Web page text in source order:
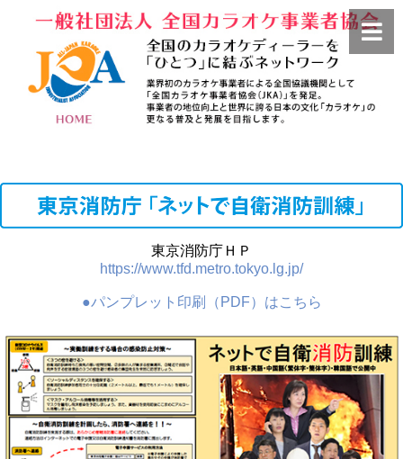
東京消防庁ＨＰ
https://www.tfd.metro.tokyo.lg.jp/
●パンプレット印刷（PDF）はこちら